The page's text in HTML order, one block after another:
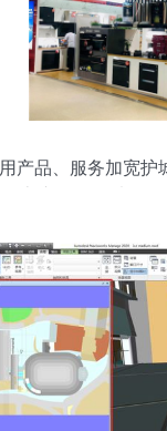
用产品、服务加宽护